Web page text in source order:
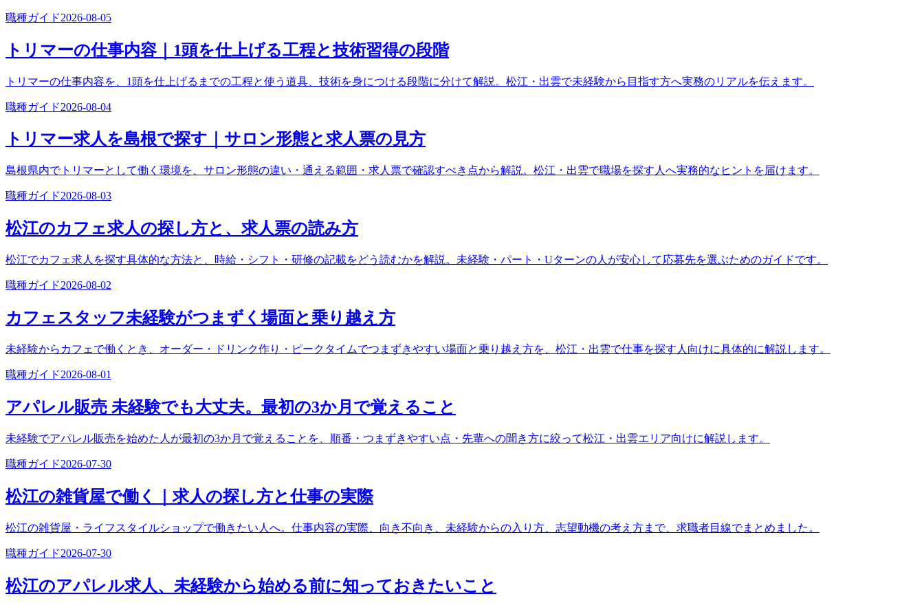
職種ガイド2026-08-05
トリマーの仕事内容｜1頭を仕上げる工程と技術習得の段階
トリマーの仕事内容を、1頭を仕上げるまでの工程と使う道具、技術を身につける段階に分けて解説。松江・出雲で未経験から目指す方へ実務のリアルを伝えます。
職種ガイド2026-08-04
トリマー求人を島根で探す｜サロン形態と求人票の見方
島根県内でトリマーとして働く環境を、サロン形態の違い・通える範囲・求人票で確認すべき点から解説。松江・出雲で職場を探す人へ実務的なヒントを届けます。
職種ガイド2026-08-03
松江のカフェ求人の探し方と、求人票の読み方
松江でカフェ求人を探す具体的な方法と、時給・シフト・研修の記載をどう読むかを解説。未経験・パート・Uターンの人が安心して応募先を選ぶためのガイドです。
職種ガイド2026-08-02
カフェスタッフ未経験がつまずく場面と乗り越え方
未経験からカフェで働くとき、オーダー・ドリンク作り・ピークタイムでつまずきやすい場面と乗り越え方を、松江・出雲で仕事を探す人向けに具体的に解説します。
職種ガイド2026-08-01
アパレル販売 未経験でも大丈夫。最初の3か月で覚えること
未経験でアパレル販売を始めた人が最初の3か月で覚えることを、順番・つまずきやすい点・先輩への聞き方に絞って松江・出雲エリア向けに解説します。
職種ガイド2026-07-30
松江の雑貨屋で働く｜求人の探し方と仕事の実際
松江の雑貨屋・ライフスタイルショップで働きたい人へ。仕事内容の実際、向き不向き、未経験からの入り方、志望動機の考え方まで、求職者目線でまとめました。
職種ガイド2026-07-30
松江のアパレル求人、未経験から始める前に知っておきたいこと